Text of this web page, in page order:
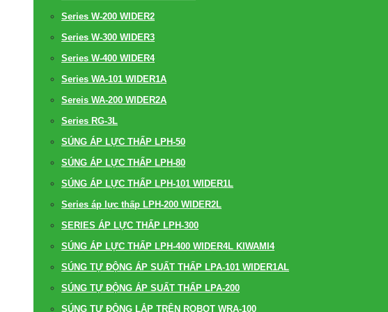
Series W-200 WIDER2
Series W-300 WIDER3
Series W-400 WIDER4
Series WA-101 WIDER1A
Sereis WA-200 WIDER2A
Series RG-3L
SÚNG ÁP LỰC THẤP LPH-50
SÚNG ÁP LỰC THẤP LPH-80
SÚNG ÁP LỰC THẤP LPH-101 WIDER1L
Series áp lực thấp LPH-200 WIDER2L
SERIES ÁP LỰC THẤP LPH-300
SÚNG ÁP LỰC THẤP LPH-400 WIDER4L KIWAMI4
SÚNG TỰ ĐỘNG ÁP SUẤT THẤP LPA-101 WIDER1AL
SÚNG TỰ ĐỘNG ÁP SUẤT THẤP LPA-200
SÚNG TỰ ĐỘNG LẮP TRÊN ROBOT WRA-100